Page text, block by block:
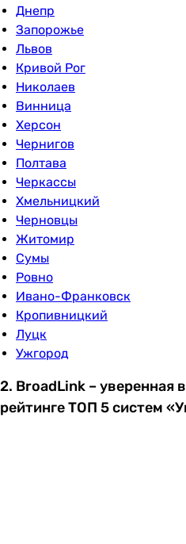
Днепр
Запорожье
Львов
Кривой Рог
Николаев
Винница
Херсон
Чернигов
Полтава
Черкассы
Хмельницкий
Черновцы
Житомир
Сумы
Ровно
Ивано-Франковск
Кропивницкий
Луцк
Ужгород
2. BroadLink – уверенная
рейтинге ТОП 5 систем